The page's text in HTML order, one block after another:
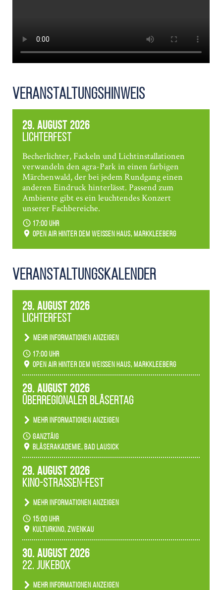
Veranstaltungshinweis
29. August 2026
Lichterfest
Becherlichter, Fackeln und Lichtinstallationen
verwandeln den agra-Park in einen farbigen
Märchenwald, der bei jedem Rundgang einen
anderen Eindruck hinterlässt. Passend zum
Ambiente gibt es ein leuchtendes Konzert
unserer Fachbereiche.
17:00 Uhr
Open Air hinter dem weißen Haus, Markkleeberg
Veranstaltungs­kalender
29. August 2026
Lichterfest
Mehr Informationen anzeigen
Becherlichter, Fackeln und Lichtinstallationen
verwandeln den agra-Park in einen farbigen
Märchenwald, der bei jedem Rundgang einen
Ambiente gibt es ein leuchtendes Konzert
unserer Fachbereiche.
17:00 Uhr
Open Air hinter dem weißen Haus, Markkleeberg
29. August 2026
Überregionaler Bläsertag
Mehr Informationen anzeigen
Teilnahme der Bläserklassen.
ganztäig
Bläserakademie, Bad Lausick
29. August 2026
Kino-Straßen-Fest
Mehr Informationen anzeigen
Konzert unserer Zwenkauer Schüler und
Schülerinnen zum Fest des Kulturkinos.
15:00 Uhr
Kulturkino, Zwenkau
30. August 2026
22. Jukebox
Mehr Informationen anzeigen